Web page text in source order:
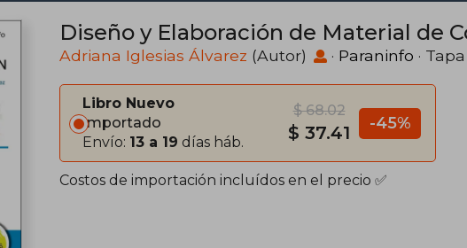
Diseño y Elaboración de Material de
Adriana Iglesias Álvarez (Autor) · Paraninfo ·
Libro Nuevo
Importado
Envío: 13 a 19 días háb.
$ 68.02
$ 37.41 -45%
Costos de importación incluídos en el precio ✅